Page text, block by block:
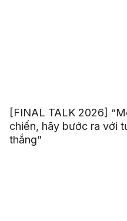
[FINAL TALK 2026]
chiến, hãy bước ra với
thắng”